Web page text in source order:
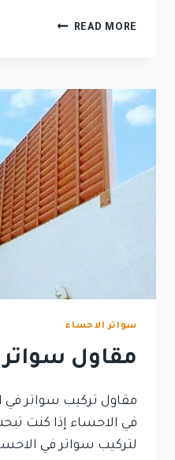
READ MORE
سواتر الاحساء
مقاول
مقاول تركيب سواتر في
في الاحساء إذا كنت
لتركيب سواتر في